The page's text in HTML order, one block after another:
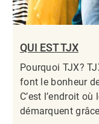
QUI EST TJX
Pourquoi TJX?
font le bonheur
C’est l’endroit
démarquent